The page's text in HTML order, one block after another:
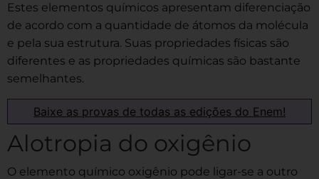
Estes elementos químicos apresentam diferenciação
de acordo com a quantidade de átomos da molécula
e pela sua estrutura. Suas propriedades físicas são
diferentes e as propriedades químicas são bastante
semelhantes.
Baixe as provas de todas as edições do Enem!
Alotropia do oxigênio
O elemento químico oxigênio pode ligar-se a outro